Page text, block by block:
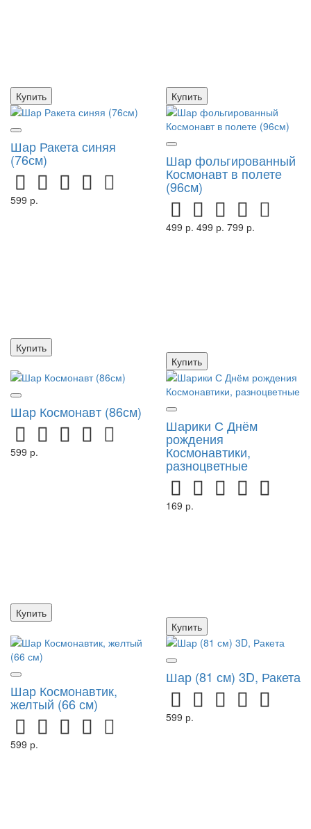
Купить Купить
Шар Ракета синяя
(76см)
599 р.
Купить
Шар фольгированный
Космонавт в полете
(96см)
499 р. 499 р. 799 р.
Купить
Шар Космонавт (86см)
599 р.
Купить
Шарики С Днём
рождения
Космонавтики,
разноцветные
169 р.
Купить
Шар Космонавтик,
желтый (66 см)
599 р.
Шар (81 см) 3D, Ракета
599 р.